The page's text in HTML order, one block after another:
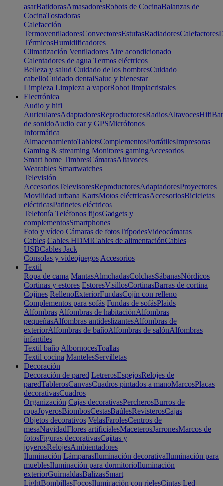
asarBatidorasAmasadoresRobots de CocinaBalanzas de
CocinaTostadoras
Calefacción
TermoventiladoresConvectoresEstufasRadiadoresCalefactores
TérmicosHumidificadores
Climatización Ventiladores Aire acondicionado
Calentadores de agua Termos eléctricos
Belleza y salud Cuidado de los hombresCuidado
cabelloCuidado dentalSalud y bienestar
Limpieza Limpieza a vaporRobot limpiacristales
Electrónica
Audio y hifi
AuricularesAdaptadoresReproductoresRadiosAltavocesHifi
de sonidoAudio car y GPSMicrófonos
Informática
AlmacenamientoTabletsComplementosPortátilesImpresoras
Gaming & streaming Monitores gamingAccesorios
Smart home TimbresCámarasAltavoces
Wearables Smartwatches
Televisión
AccesoriosTelevisoresReproductoresAdaptadoresProyectores
Movilidad urbana KartsMotos eléctricasAccesoriosBicicletas
eléctricasPatinetes eléctricos
Telefonía Teléfonos fijosGadgets y
complementosSmartphones
Foto y vídeo Cámaras de fotosTrípodesVideocámaras
Cables Cables HDMICables de alimentaciónCables
USBCables Jack
Consolas y videojuegos Accesorios
Textil
Ropa de cama MantasAlmohadasColchasSábanasNórdicos
Cortinas y estores EstoresVisillosCortinasBarras de cortina
Cojines RellenoExteriorFundasCojín con relleno
Complementos para sofás Fundas de sofásPlaids
Alfombras Alfombras de habitaciónAlfombras
pequeñasAlfombras antideslizantesAlfombras de
exteriorAlfombras de bañoAlfombras de salónAlfombras
infantiles
Textil baño AlbornocesToallas
Textil cocina MantelesServilletas
Decoración
Decoración de pared LetrerosEspejosRelojes de
paredTablerosCanvasCuadros pintados a manoMarcosPlacas
decorativasCuadros
Organización Cajas decorativasPercherosBurros de
ropaJoyerosBiombosCestasBaúlesRevisterosCajas
Objetos decorativos VelasFarolesCentros de
mesaNavidadFlores artificialesMaceterosJarronesMarcos de
fotosFiguras decorativasCajitas y
joyerosRelojesAmbientadores
Iluminación LámparasIluminación decorativaIluminación para
mueblesIluminación para dormitorioIluminación
exteriorGuirnaldasBalizasSmart
LightBombillasFocosIluminación con rielesCintas Led